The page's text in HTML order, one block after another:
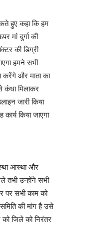
हुए कहा कि हम
मां दुर्गा की
की डिग्री
हमने सभी
करेंगे और माता का
कंधा मिलाकर
जारी किया
किया जाएगा
आस्था और
तभी उन्होंने सभी
पर सभी काम को
की मांग है उसे
जिले को निरंतर